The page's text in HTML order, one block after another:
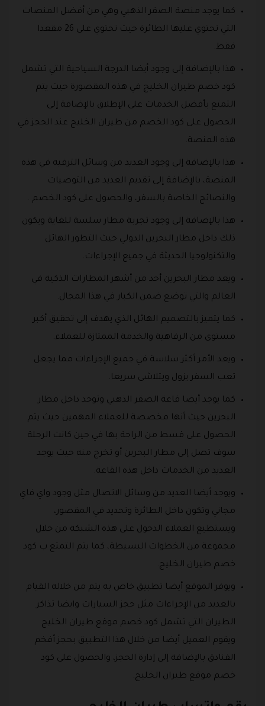
كما يوجد منصة الصقر الذهبي وهي من أفضل المنصات
التي تحتوي عليها الطائرة حيث تحتوي على 26 مقعدا
فقط.
هذا بالإضافة إلى وجود أيضا الدرجة السياحية التي تشمل
كود خصم طيران الخليج في هذه المقصورة حيث يتم
التمتع بأفضل الخدمات على الإطلاق بالإضافة إلى
الحصول على كود الخصم من طيران الخليج عند الحجز في
هذه المنصة.
هذا بالإضافة إلى وجود العديد من وسائل الترفيه في هذه
المنصة، بالإضافة إلى تقديم العديد من التوصيات
والنصائح الخاصة بالسفر، والحصول على كود الخصم .
هذا بالإضافة إلى وجود تجربة مطار سلسة للغاية ويكون
ذلك داخل مطار البحرين الدولي حيث التطور الهائل
والتكنولوجيا الحديثة في جميع الإجراءات.
ويعد مطار البحرين أحد من أشهر المطارات الذكية في
العالم والتي توضع ضمن الكبار في هذا المجال.
كما يتميز بالتصميم الهائل الذي يهدف إلى تحقيق أكبر
مستوى من الرفاهية والخدمة الممتازة للعملاء.
ويعد الأمر أكثر سلاسة في جميع الإجراءات مما يجعل
تعب السفر يزول ويتلاشى سريعا.
كما يوجد أيضا قاعة الصقر الذهبي وتوجد داخل مطار
البحرين حيث أنها مخصصة للعملاء المهمين حيث يتم
الحصول على قسط من الراحة بها في حين كانت الرحلة
سوف تصل إلى مطار البحرين أو تخرج منه حيث يوجد
العديد من الخدمات داخل هذه القاعة.
ويوجد أيضا العديد من وسائل الاتصال مثل وجود واي فاي
مجاني وتكون داخل الطائرة وتحديد في المقصور،
ويستطيع العملاء الدخول على هذه الشبكة من خلال
مجموعة من الخطوات البسيطة، كما يتم التمتع ب كود
خصم طيران الخليج.
ويوفر الموقع أيضا تطبيق خاص به يتم من خلاله القيام
بالعديد من الإجراءات مثل حجز السيارات وايضا تذاكر
الطيران التي تشمل كود خصم موقع طيران الخليج
ويقوم العميل أيضا من خلال هذا التطبيق بحجز أفخم
الفنادق بالإضافة إلى إدارة الحجز، والحصول على كود
خصم موقع طيران الخليج.